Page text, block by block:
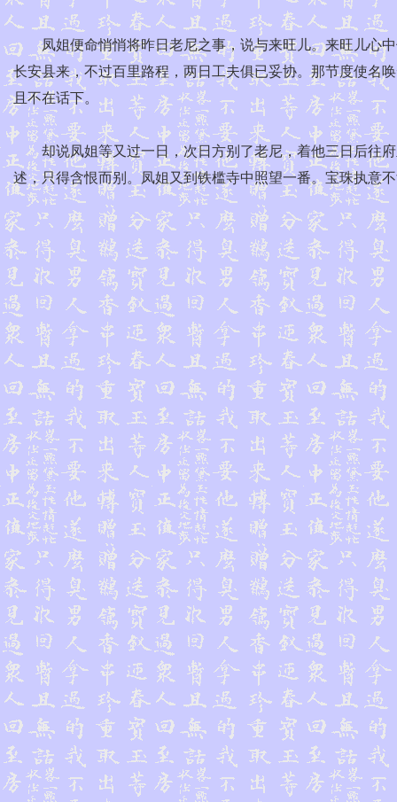
凤姐便命悄悄将昨日老尼之事，说与来旺儿。来旺儿心中
长安县来，不过百里路程，两日工夫俱已妥协。那节度使名
且不在话下。
却说凤姐等又过一日，次日方别了老尼，着他三日后往府
述，只得含恨而别。凤姐又到铁槛寺中照望一番。宝珠执意